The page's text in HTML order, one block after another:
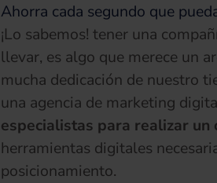
Ahorra cada segundo que
¡Lo sabemos! tener una
llevar, es algo que merece un
mucha dedicación de nuestro
una agencia de marketing
especialistas para realizar un
herramientas digitales
posicionamiento.